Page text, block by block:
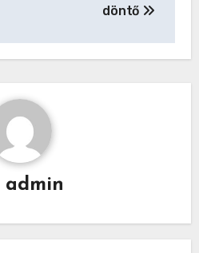
döntő
admin